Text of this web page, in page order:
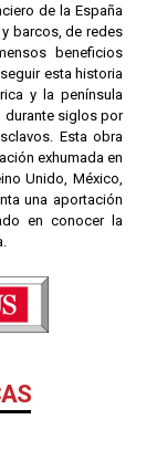
de la España
barcos, de redes
beneficios
esta historia
y la península
durante siglos por
Esta obra
exhumada en
Unido, México,
una aportación
en conocer la